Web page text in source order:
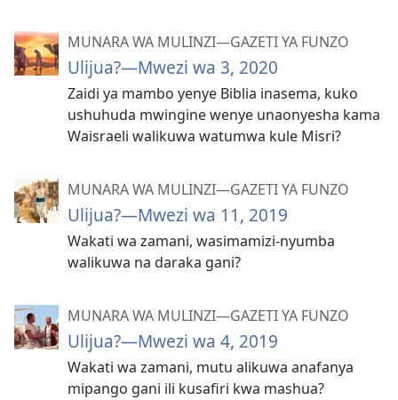
MUNARA WA MULINZI—GAZETI YA FUNZO
Ulijua?​—Mwezi wa 3, 2020
Zaidi ya mambo yenye Biblia inasema, kuko
ushuhuda mwingine wenye unaonyesha kama
Waisraeli walikuwa watumwa kule Misri?
MUNARA WA MULINZI—GAZETI YA FUNZO
Ulijua?​—Mwezi wa 11, 2019
Wakati wa zamani, wasimamizi-nyumba
walikuwa na daraka gani?
MUNARA WA MULINZI—GAZETI YA FUNZO
Ulijua?​—Mwezi wa 4, 2019
Wakati wa zamani, mutu alikuwa anafanya
mipango gani ili kusafiri kwa mashua?